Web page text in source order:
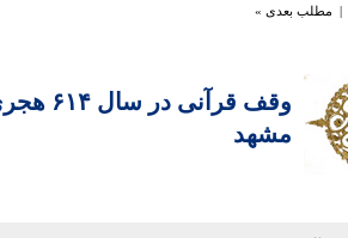
| مطلب بعدی »
وقف
مشهد